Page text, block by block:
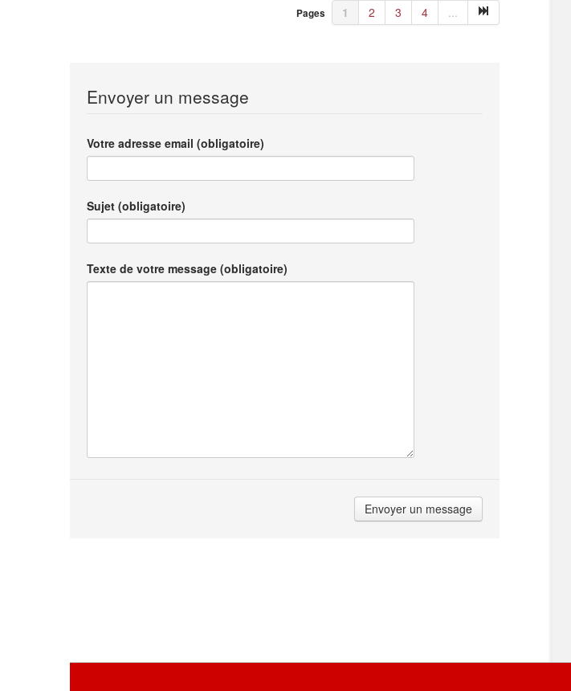
Pages 1 2 3 4 ...
Envoyer un message
Votre adresse email (obligatoire)
Sujet (obligatoire)
Texte de votre message (obligatoire)